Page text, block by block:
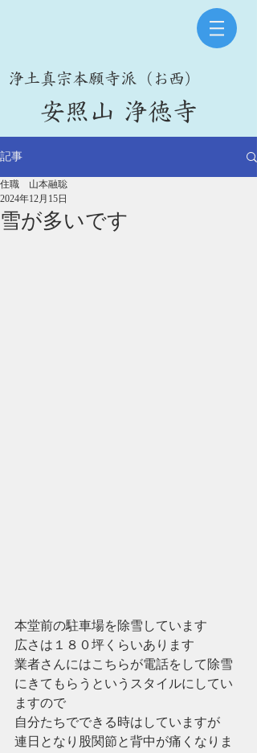
​浄土真宗本願寺派（お西）
​安照山 浄徳寺
記事
雪が多いです
住職 山本融聡
2024年12月15日
本堂前の駐車場を除雪しています
広さは１８０坪くらいあります
業者さんにはこちらが電話をして除雪
にきてもらうというスタイルにしてい
ますので
自分たちでできる時はしていますが
連日となり股関節と背中が痛くなりま